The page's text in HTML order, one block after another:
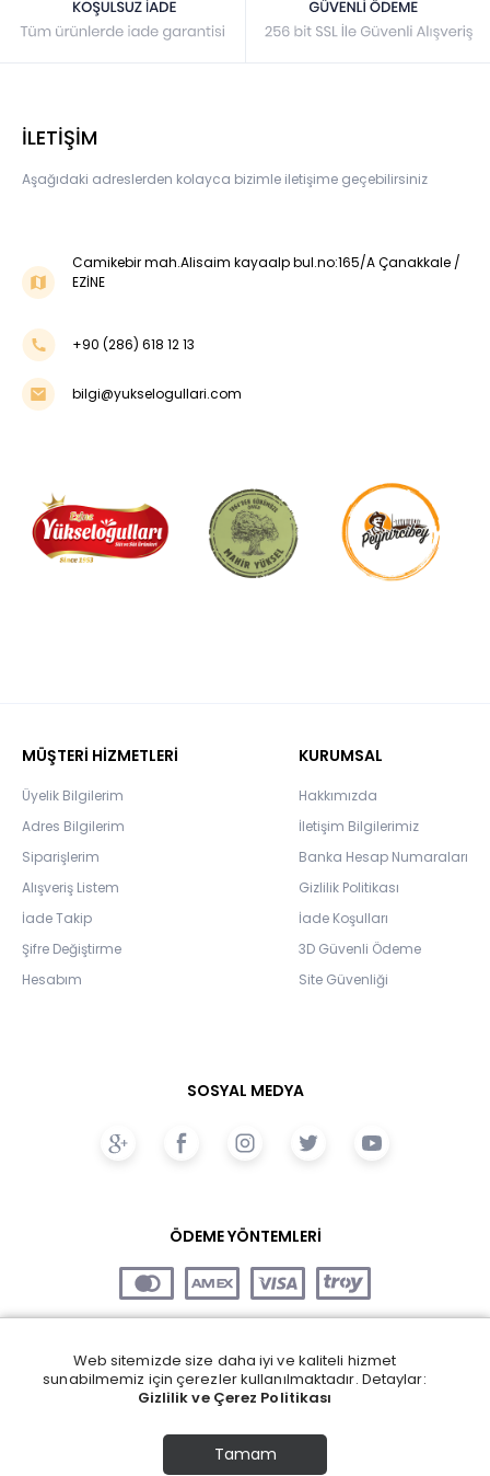
İLETİŞİM
Aşağıdaki adreslerden kolayca bizimle iletişime geçebilirsiniz
Camikebir mah.Alisaim kayaalp bul.no:165/A Çanakkale /
EZİNE
+90 (286) 618 12 13
bilgi@yukselogullari.com
MÜŞTERİ HİZMETLERİ
Üyelik Bilgilerim
Adres Bilgilerim
Siparişlerim
Alışveriş Listem
İade Takip
Şifre Değiştirme
Hesabım
KURUMSAL
Hakkımızda
İletişim Bilgilerimiz
Banka Hesap Numaraları
Gizlilik Politikası
İade Koşulları
3D Güvenli Ödeme
Site Güvenliği
SOSYAL MEDYA
ÖDEME YÖNTEMLERİ
Web sitemizde size daha iyi ve kaliteli hizmet
sunabilmemiz için çerezler kullanılmaktadır. Detaylar:
Gizlilik ve Çerez Politikası
Tamam